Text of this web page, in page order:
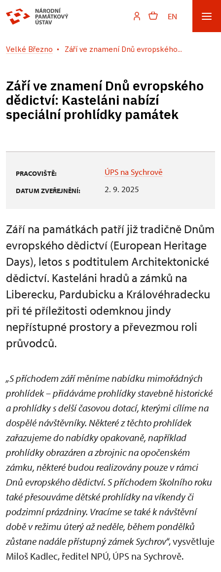
EN
Velké Březno Září ve znamení Dnů evropského...
Září ve znamení Dnů evropského
dědictví: Kasteláni nabízí
speciální prohlídky památek
PRACOVIŠTĚ: ÚPS na Sychrově
DATUM ZVEŘEJNĚNÍ: 2. 9. 2025
Září na památkách patří již tradičně Dnům
evropského dědictví (European Heritage
Days), letos s podtitulem Architektonické
dědictví. Kasteláni hradů a zámků na
Liberecku, Pardubicku a Královéhradecku
při té příležitosti odemknou jindy
nepřístupné prostory a převezmou roli
průvodců.
„S příchodem září měníme nabídku mimořádných
prohlídek – přidáváme prohlídky stavebně historické
a prohlídky s delší časovou dotací, kterými cílíme na
dospělé návštěvníky. Některé z těchto prohlídek
zařazujeme do nabídky opakovaně, například
prohlídky obrazáren a zbrojnic na opočenském
zámku, některé budou realizovány pouze v rámci
Dnů evropského dědictví. S příchodem školního roku
také přesouváme dětské prohlídky na víkendy či
podzimní prázdniny. Vracíme se také k návštěvní
době v režimu úterý až neděle, během pondělků
zůstane nadále přístupný zámek Sychrov“, vysvětluje
Miloš Kadlec, ředitel NPÚ, ÚPS na Sychrově.